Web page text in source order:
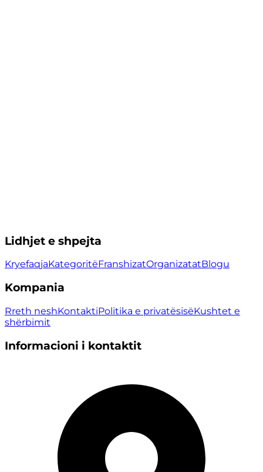
Lidhjet e shpejta
KryefaqjaKategoritëFranshizatOrganizatatBlogu
Kompania
Rreth neshKontaktiPolitika e privatësisëKushtet e
shërbimit
Informacioni i kontaktit